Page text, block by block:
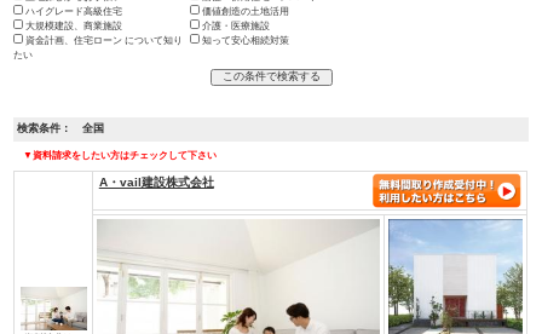
とにかく"ローコスト"
高断熱・高気密がいい！
設計デザインはおまかせ
子育て世代の住宅
メンテナンスが楽な家
安心リフォーム
土地探しからお手伝い
店舗・併用住宅・アパート
ハイグレード高級住宅
価値創造の土地活用
介護・医療施設
資金計画、住宅ローン について知り
知って安心相続対策